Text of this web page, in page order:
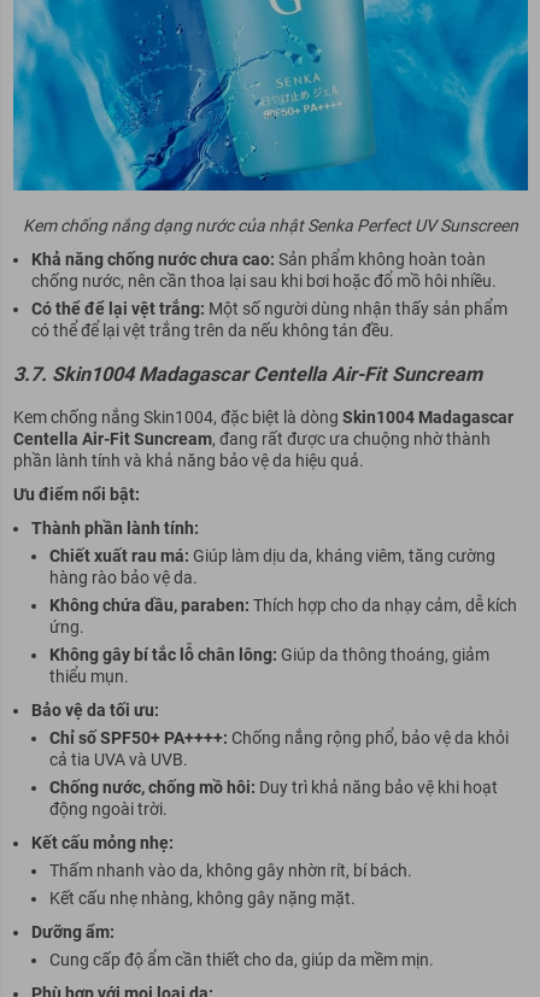
Kem chống nắng dạng nước của nhật Senka Perfect UV Sunscreen
Khả năng chống nước chưa cao: Sản phẩm không hoàn toàn
chống nước, nên cần thoa lại sau khi bơi hoặc đổ mồ hôi nhiều.
Có thể để lại vệt trắng: Một số người dùng nhận thấy sản phẩm
có thể để lại vệt trắng trên da nếu không tán đều.
3.7. Skin1004 Madagascar Centella Air-Fit Suncream
Kem chống nắng Skin1004, đặc biệt là dòng Skin1004 Madagascar
Centella Air-Fit Suncream, đang rất được ưa chuộng nhờ thành
phần lành tính và khả năng bảo vệ da hiệu quả.
Ưu điểm nổi bật:
Thành phần lành tính:
Chiết xuất rau má: Giúp làm dịu da, kháng viêm, tăng cường
hàng rào bảo vệ da.
Không chứa dầu, paraben: Thích hợp cho da nhạy cảm, dễ kích
ứng.
Không gây bí tắc lỗ chân lông: Giúp da thông thoáng, giảm
thiểu mụn.
Bảo vệ da tối ưu:
Chỉ số SPF50+ PA++++: Chống nắng rộng phổ, bảo vệ da khỏi
cả tia UVA và UVB.
Chống nước, chống mồ hôi: Duy trì khả năng bảo vệ khi hoạt
động ngoài trời.
Kết cấu mỏng nhẹ:
Thấm nhanh vào da, không gây nhờn rít, bí bách.
Kết cấu nhẹ nhàng, không gây nặng mặt.
Dưỡng ẩm:
Cung cấp độ ẩm cần thiết cho da, giúp da mềm mịn.